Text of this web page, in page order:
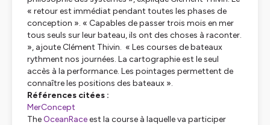
« retour est immédiat pendant toutes les phases de
conception ». « Capables de passer trois mois en mer
tous seuls sur leur bateau, ils ont des choses à raconter.
», ajoute Clément Thivin. « Les courses de bateaux
rythment nos journées. La cartographie est le seul
accès à la performance. Les pointages permettent de
connaître les positions des bateaux ».
Références citées :
MerConcept
TheOceanRaceest la course à laquelle va participer